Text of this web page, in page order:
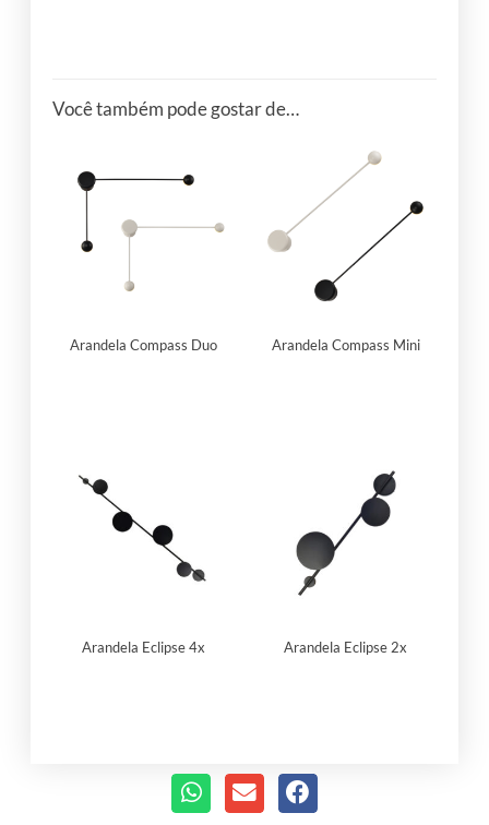
Você também pode gostar de…
Arandela Compass Duo Arandela Compass Mini
Arandela Eclipse 4x Arandela Eclipse 2x